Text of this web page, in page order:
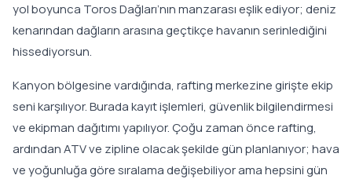
yol boyunca Toros Dağları’nın manzarası eşlik ediyor; deniz
kenarından dağların arasına geçtikçe havanın serinlediğini
hissediyorsun.
Kanyon bölgesine vardığında, rafting merkezine girişte ekip
seni karşılıyor. Burada kayıt işlemleri, güvenlik bilgilendirmesi
ve ekipman dağıtımı yapılıyor. Çoğu zaman önce rafting,
ardından ATV ve zipline olacak şekilde gün planlanıyor; hava
ve yoğunluğa göre sıralama değişebiliyor ama hepsini gün